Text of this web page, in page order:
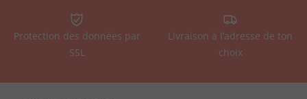
Protection des données par
SSL
Livraison à l’adresse de ton
choix